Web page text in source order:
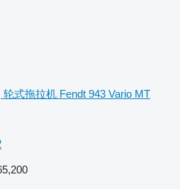
轮式拖拉机 Fendt 943 Vario MT